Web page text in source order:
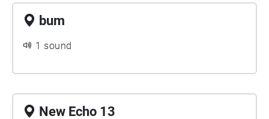
bum
1 sound
New Echo 13